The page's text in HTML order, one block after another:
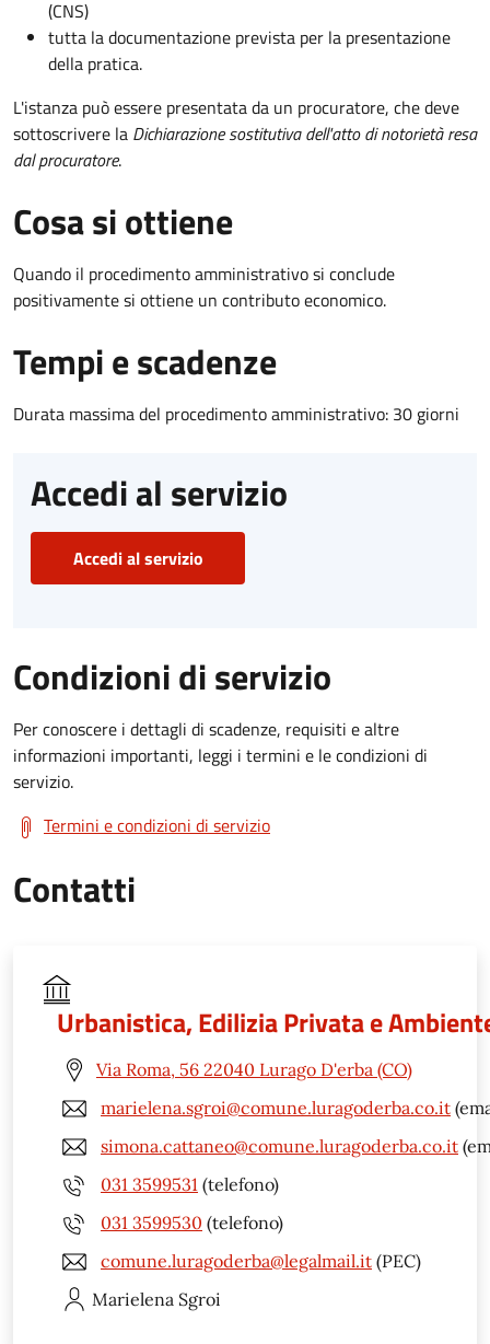
(CNS)
tutta la documentazione prevista per la presentazione
della pratica.
L'istanza può essere presentata da un procuratore, che deve
sottoscrivere la Dichiarazione sostitutiva dell'atto di notorietà resa
dal procuratore.
Cosa si ottiene
Quando il procedimento amministrativo si conclude
positivamente si ottiene un contributo economico.
Tempi e scadenze
Durata massima del procedimento amministrativo: 30 giorni
Accedi al servizio
Accedi al servizio
Condizioni di servizio
Per conoscere i dettagli di scadenze, requisiti e altre
informazioni importanti, leggi i termini e le condizioni di
servizio.
Termini e condizioni di servizio
Contatti
Urbanistica, Edilizia Privata e
Via Roma, 56 22040 Lurago D'erba (CO)
marielena.sgroi@comune.luragoderba.co.it
simona.cattaneo@comune.luragoderba.co.it
031 3599531 (telefono)
031 3599530 (telefono)
comune.luragoderba@legalmail.it (PEC)
Marielena Sgroi